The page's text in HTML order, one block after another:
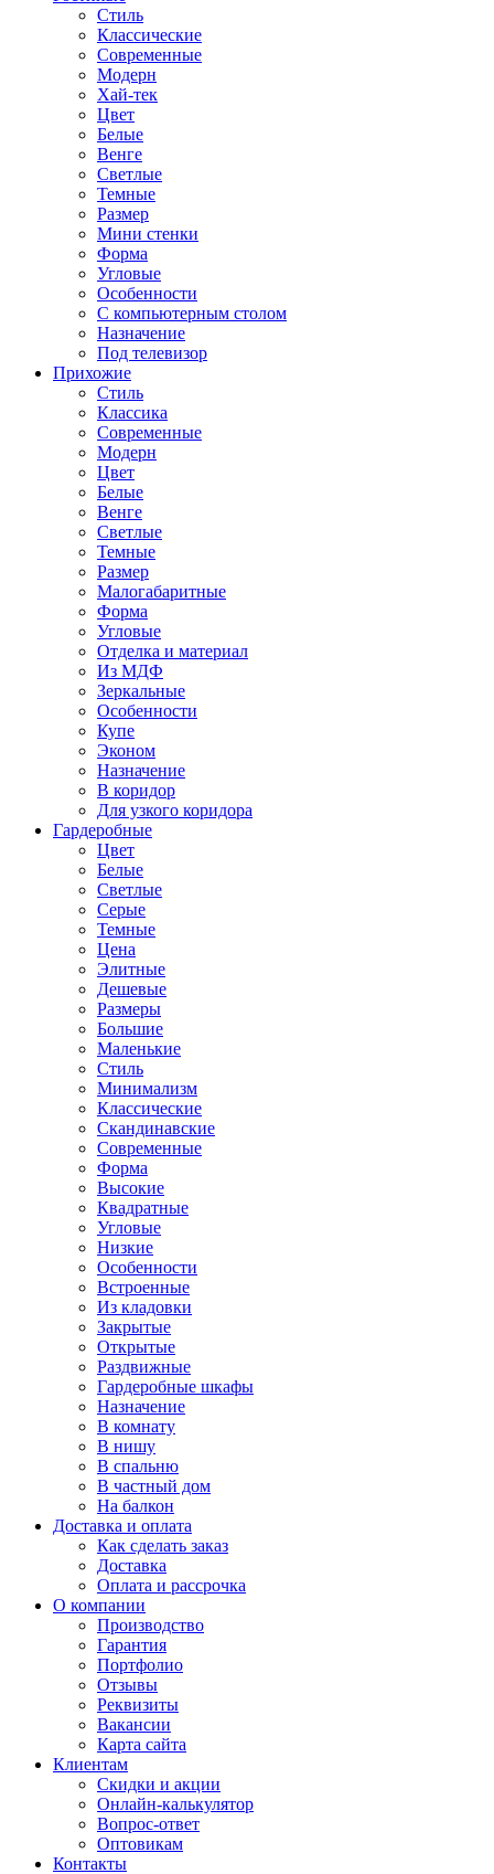
Стиль
Классические
Современные
Модерн
Хай-тек
Цвет
Белые
Венге
Светлые
Темные
Размер
Мини стенки
Форма
Угловые
Особенности
С компьютерным столом
Назначение
Под телевизор
Прихожие
Стиль
Классика
Современные
Модерн
Цвет
Белые
Венге
Светлые
Темные
Размер
Малогабаритные
Форма
Угловые
Отделка и материал
Из МДФ
Зеркальные
Особенности
Купе
Эконом
Назначение
В коридор
Для узкого коридора
Гардеробные
Цвет
Белые
Светлые
Серые
Темные
Цена
Элитные
Дешевые
Размеры
Большие
Маленькие
Стиль
Минимализм
Классические
Скандинавские
Современные
Форма
Высокие
Квадратные
Угловые
Низкие
Особенности
Встроенные
Из кладовки
Закрытые
Открытые
Раздвижные
Гардеробные шкафы
Назначение
В комнату
В нишу
В спальню
В частный дом
На балкон
Доставка и оплата
Как сделать заказ
Доставка
Оплата и рассрочка
О компании
Производство
Гарантия
Портфолио
Отзывы
Реквизиты
Вакансии
Карта сайта
Клиентам
Скидки и акции
Онлайн-калькулятор
Вопрос-ответ
Оптовикам
Контакты